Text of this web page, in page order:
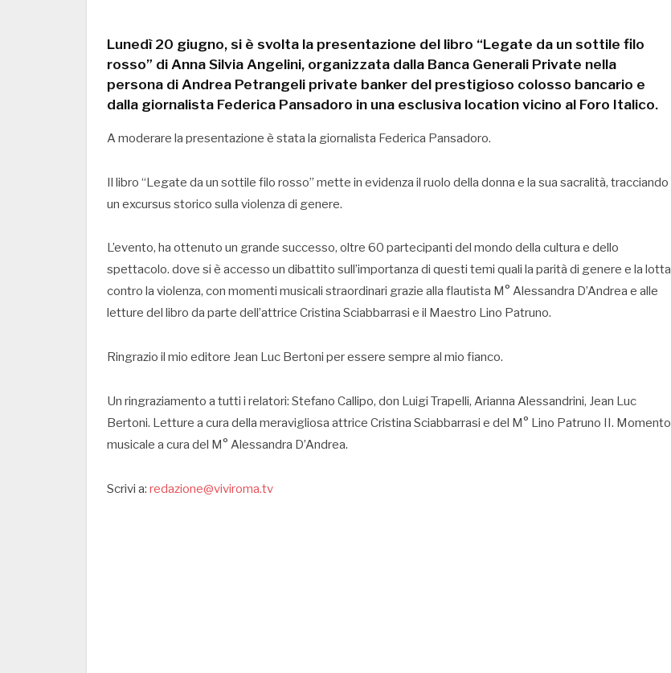
Lunedì 20 giugno, si è svolta la presentazione del libro “Legate da un sottile filo
rosso” di Anna Silvia Angelini, organizzata dalla Banca Generali Private nella
persona di Andrea Petrangeli private banker del prestigioso colosso bancario e
dalla giornalista Federica Pansadoro in una esclusiva location vicino al Foro Italico.
A moderare la presentazione è stata la giornalista Federica Pansadoro.
Il libro “Legate da un sottile filo rosso” mette in evidenza il ruolo della donna e la sua sacralità, tracciando
un excursus storico sulla violenza di genere.
L’evento, ha ottenuto un grande successo, oltre 60 partecipanti del mondo della cultura e dello
spettacolo. dove si è accesso un dibattito sull’importanza di questi temi quali la parità di genere e la lotta
contro la violenza, con momenti musicali straordinari grazie alla flautista M° Alessandra D’Andrea e alle
letture del libro da parte dell’attrice Cristina Sciabbarrasi e il Maestro Lino Patruno.
Ringrazio il mio editore Jean Luc Bertoni per essere sempre al mio fianco.
Un ringraziamento a tutti i relatori: Stefano Callipo, don Luigi Trapelli, Arianna Alessandrini, Jean Luc
Bertoni. Letture a cura della meravigliosa attrice Cristina Sciabbarrasi e del M° Lino Patruno II. Momento
musicale a cura del M° Alessandra D’Andrea.
Scrivi a: redazione@viviroma.tv